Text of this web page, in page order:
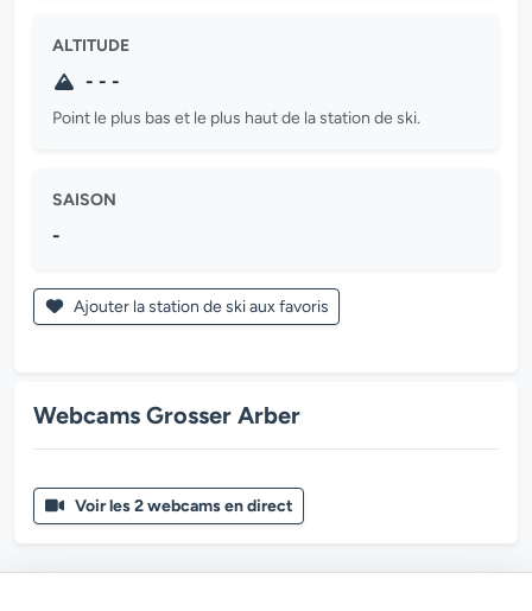
ALTITUDE
- - -
Point le plus bas et le plus haut de la station de ski.
SAISON
-
Ajouter la station de ski aux favoris
Webcams Grosser Arber
Voir les 2 webcams en direct